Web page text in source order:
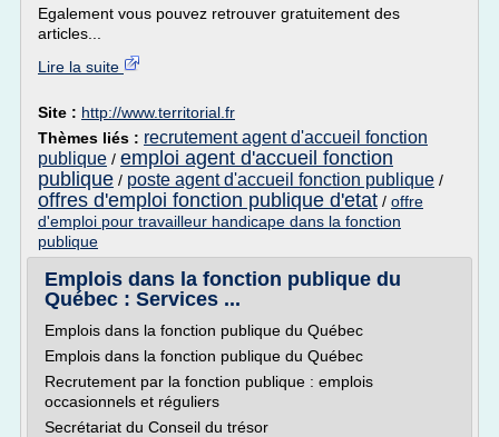
Egalement vous pouvez retrouver gratuitement des
articles...
Lire la suite
Site : http://www.territorial.fr
Thèmes liés : recrutement agent d'accueil fonction
publique / emploi agent d'accueil fonction
publique / poste agent d'accueil fonction publique /
offres d'emploi fonction publique d'etat / offre
d'emploi pour travailleur handicape dans la fonction
publique
Emplois dans la fonction publique du
Québec : Services ...
Emplois dans la fonction publique du Québec
Emplois dans la fonction publique du Québec
Recrutement par la fonction publique : emplois
occasionnels et réguliers
Secrétariat du Conseil du trésor